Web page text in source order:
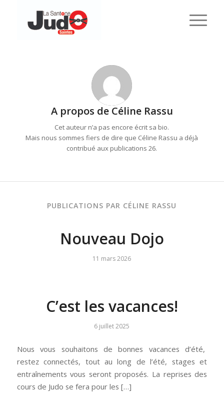
A propos de Céline Rassu
Cet auteur n’a pas encore écrit sa bio.
Mais nous sommes fiers de dire que Céline Rassu a déjà
contribué aux publications 26.
PUBLICATIONS PAR CÉLINE RASSU
Nouveau Dojo
11 mars 2026
C’est les vacances!
6 juillet 2025
Nous vous souhaitons de bonnes vacances d’été,
restez connectés, tout au long de l’été, stages et
entraînements vous seront proposés. La reprises des
cours de Judo se fera pour les […]